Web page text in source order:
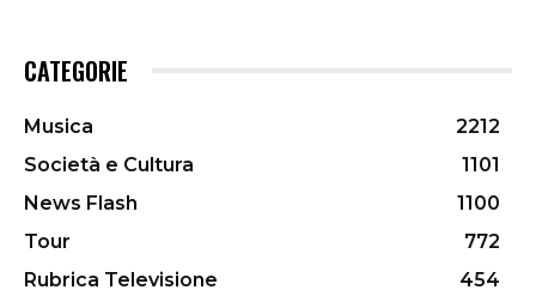
CATEGORIE
Musica
2212
Società e Cultura
1101
News Flash
1100
Tour
772
Rubrica Televisione
454